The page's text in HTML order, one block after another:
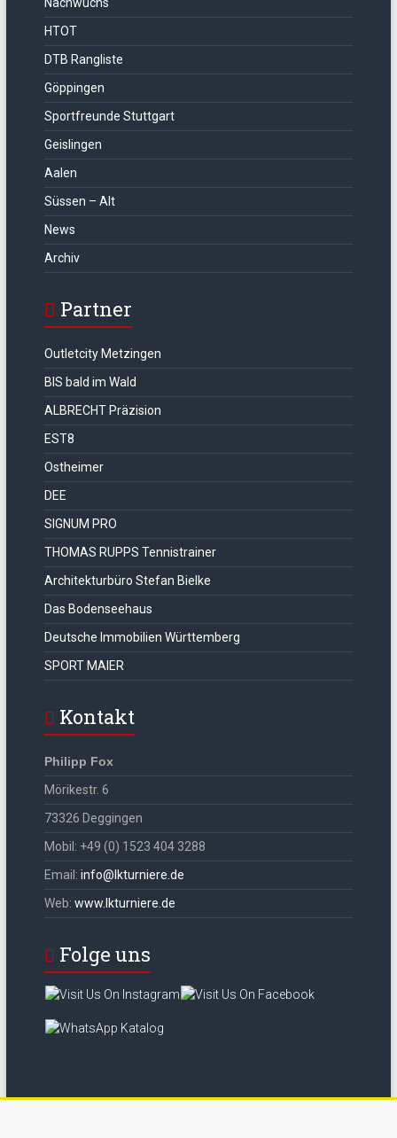
HTOT
DTB Rangliste
Göppingen
Sportfreunde Stuttgart
Geislingen
Aalen
Süssen – Alt
News
Archiv
Partner
Outletcity Metzingen
BIS bald im Wald
ALBRECHT Präzision
EST8
Ostheimer
DEE
SIGNUM PRO
THOMAS RUPPS Tennistrainer
Architekturbüro Stefan Bielke
Das Bodenseehaus
Deutsche Immobilien Württemberg
SPORT MAIER
Kontakt
Philipp Fox
Mörikestr. 6
73326 Deggingen
Mobil: +49 (0) 1523 404 3288
Email: info@lkturniere.de
Web: www.lkturniere.de
Folge uns